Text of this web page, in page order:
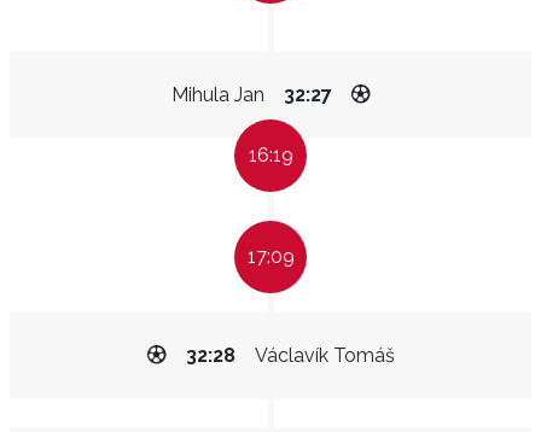
Mihula Jan 32:27
16:19
17:09
Václavík Tomáš
32:28